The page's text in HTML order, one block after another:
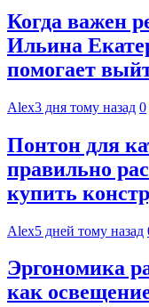
Когда важен
Ильина
помогает
Alex3 дня тому назад 0
Понтон для
правильно
купить
Alex5 дней тому назад
Эргономика
как